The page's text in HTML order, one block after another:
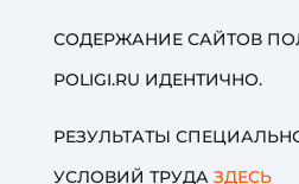
СОДЕРЖАНИЕ САЙТОВ
POLIGI.RU ИДЕНТИЧНО.
РЕЗУЛЬТАТЫ
УСЛОВИЙ ТРУДА ЗДЕСЬ